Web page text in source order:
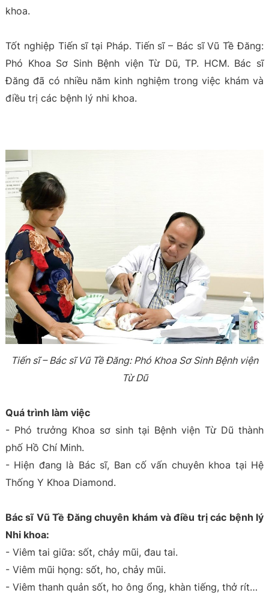
khoa.
Tốt nghiệp Tiến sĩ tại Pháp. Tiến sĩ – Bác sĩ Vũ Tề Đăng:
Phó Khoa Sơ Sinh Bệnh viện Từ Dũ, TP. HCM. Bác sĩ
Đăng đã có nhiều năm kinh nghiệm trong việc khám và
điều trị các bệnh lý nhi khoa.
Tiến sĩ – Bác sĩ Vũ Tề Đăng: Phó Khoa Sơ Sinh Bệnh viện
Từ Dũ
Quá trình làm việc
- Phó trưởng Khoa sơ sinh tại Bệnh viện Từ Dũ thành
phố Hồ Chí Minh.
- Hiện đang là Bác sĩ, Ban cố vấn chuyên khoa tại Hệ
Thống Y Khoa Diamond.
Bác sĩ Vũ Tề Đăng chuyên khám và điều trị các bệnh lý
Nhi khoa:
- Viêm tai giữa: sốt, chảy mũi, đau tai.
- Viêm mũi họng: sốt, ho, chảy mũi.
- Viêm thanh quản sốt, ho ông ổng, khàn tiếng, thở rít…